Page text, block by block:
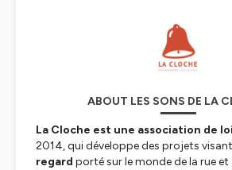
ABOUT LES SONS DE LA
La Cloche est une association de
2014, qui développe des projets
regard porté sur le monde de la rue et